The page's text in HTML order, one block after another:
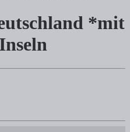
*mit Karte
Übersicht aller Inseln in
*mit